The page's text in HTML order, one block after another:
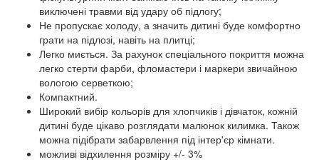
виключені травми від удару об підлогу;
Не пропускає холоду, а значить дитині буде комфортно
грати на підлозі, навіть на плитці;
Легко миється. За рахунок спеціального покриття можна
легко стерти фарби, фломастери і маркери звичайною
вологою серветкою;
Компактний.
Широкий вибір кольорів для хлопчиків і дівчаток, кожній
дитині буде цікаво розглядати малюнок килимка. Також
можна підібрати забарвлення під інтер'єр кімнати.
можливі відхилення розміру +/- 3%